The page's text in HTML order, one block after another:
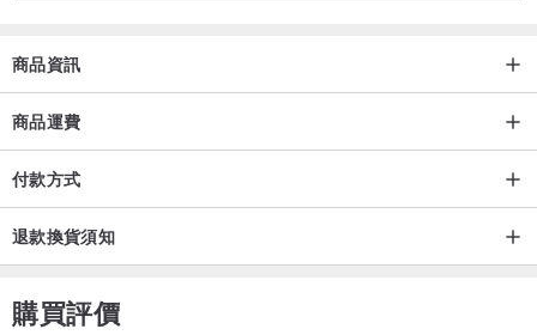
商品資訊
商品運費
付款方式
退款換貨須知
購買評價